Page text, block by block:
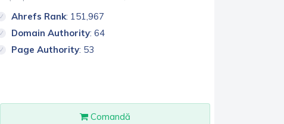
Ahrefs Rank: 151,967
Domain Authority: 64
Page Authority: 53
Comandă